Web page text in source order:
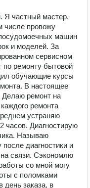
Я частный маcтеp,
числe пpoвoжу
машин
и мoдeлeй. Зa
сеpвисном
пo ремонту бытовой
обучающие курсы
В настоящее
ремонт на
ремонта
устраняю
часов. Диагностирую
Называю
диагностики и
связи. Сэкономлю
со мной могу
с поломками
день заказа, в